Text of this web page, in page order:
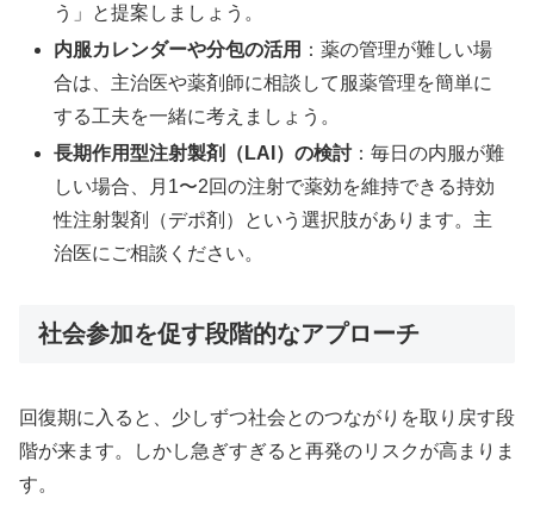
う」と提案しましょう。
内服カレンダーや分包の活用 ：薬の管理が難しい場
合は、主治医や薬剤師に相談して服薬管理を簡単に
する工夫を一緒に考えましょう。
長期作用型注射製剤（LAI）の検討：毎日の内服が難
しい場合、月1〜2回の注射で薬効を維持できる持効
性注射製剤（デポ剤）という選択肢があります。主
治医にご相談ください。
社会参加を促す段階的なアプローチ
回復期に入ると、少しずつ社会とのつながりを取り戻す段
階が来ます。しかし急ぎすぎると再発のリスクが高まりま
す。